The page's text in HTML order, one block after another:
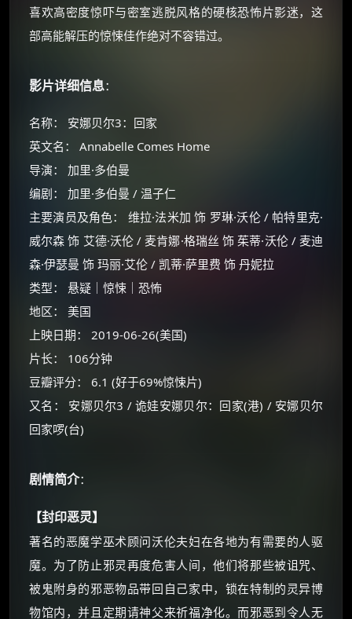
喜欢高密度惊吓与密室逃脱风格的硬核恐怖片影迷，这
部高能解压的惊悚佳作绝对不容错过。
影片详细信息：
名称： 安娜贝尔3：回家
英文名： Annabelle Comes Home
导演： 加里·多伯曼
编剧： 加里·多伯曼 / 温子仁
主要演员及角色： 维拉·法米加 饰 罗琳·沃伦 / 帕特里克·
威尔森 饰 艾德·沃伦 / 麦肯娜·格瑞丝 饰 茱蒂·沃伦 / 麦迪
森·伊瑟曼 饰 玛丽·艾伦 / 凯蒂·萨里费 饰 丹妮拉
类型： 悬疑｜惊悚｜恐怖
地区： 美国
上映日期： 2019-06-26(美国)
片长： 106分钟
豆瓣评分： 6.1 (好于69%惊悚片)
又名： 安娜贝尔3 / 诡娃安娜贝尔：回家(港) / 安娜贝尔
回家啰(台)
剧情简介：
【封印恶灵】
著名的恶魔学巫术顾问沃伦夫妇在各地为有需要的人驱
魔。为了防止邪灵再度危害人间，他们将那些被诅咒、
被鬼附身的邪恶物品带回自己家中，锁在特制的灵异博
物馆内，并且定期请神父来祈福净化。而邪恶到令人无
☕
朋友们辛苦了 💦
你需要的各种会员，都可低价购买！